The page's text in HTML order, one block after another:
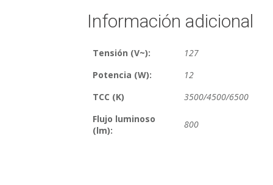
Información adicional
Tensión (V~):
127
Potencia (W):
12
TCC (K)
3500/4500/6500
Flujo luminoso
(lm):
800